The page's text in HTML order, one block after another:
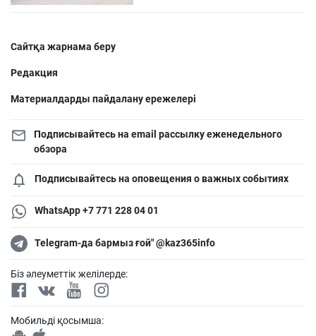
Сайтқа жарнама беру
Редакция
Материалдарды пайдалану ережелері
Подписывайтесь на email рассылку еженедельного
обзора
Подписывайтесь на оповещения о важных событиях
WhatsApp +7 771 228 04 01
Telegram-да бармыз ғой" @kaz365info
Біз әлеуметтік желілерде:
Мобильді қосымша: